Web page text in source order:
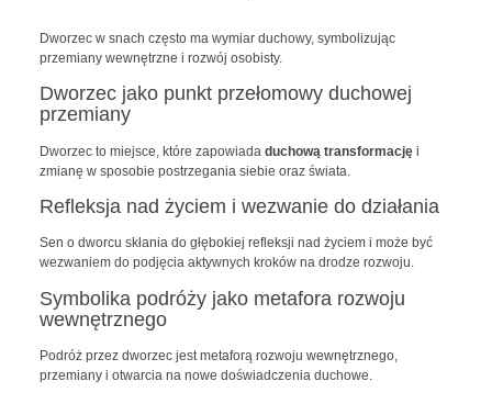
Dworzec w snach często ma wymiar duchowy, symbolizując
przemiany wewnętrzne i rozwój osobisty.
Dworzec jako punkt przełomowy duchowej
przemiany
Dworzec to miejsce, które zapowiada duchową transformacjęi
zmianę w sposobie postrzegania siebie oraz świata.
Refleksja nad życiem i wezwanie do działania
Sen o dworcu skłania do głębokiej refleksji nad życiem i może być
wezwaniem do podjęcia aktywnych kroków na drodze rozwoju.
Symbolika podróży jako metafora rozwoju
wewnętrznego
Podróż przez dworzec jest metaforą rozwoju wewnętrznego,
przemiany i otwarcia na nowe doświadczenia duchowe.